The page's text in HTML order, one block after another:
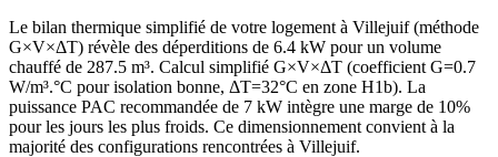
Le bilan thermique simplifié de votre logement à Villejuif (méthode
G×V×ΔT) révèle des déperditions de 6.4 kW pour un volume
chauffé de 287.5 m³. Calcul simplifié G×V×ΔT (coefficient G=0.7
W/m³.°C pour isolation bonne, ΔT=32°C en zone H1b). La
puissance PAC recommandée de 7 kW intègre une marge de 10%
pour les jours les plus froids. Ce dimensionnement convient à la
majorité des configurations rencontrées à Villejuif.